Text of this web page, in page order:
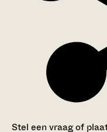
Stel een vraag of